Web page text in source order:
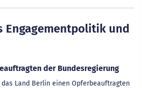
Engagementpolitik und
der Bundesregierung
das Land Berlin einen Opferbeauftragten